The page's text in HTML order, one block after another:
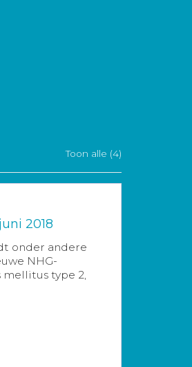
Toon alle (4)
2018
onder andere
NHG-
type 2,